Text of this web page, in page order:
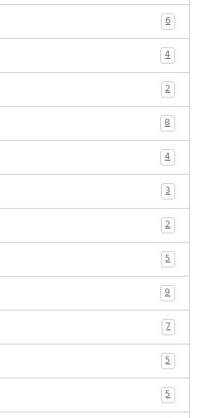
6
4
2
8
4
3
2
5
9
7
5
5